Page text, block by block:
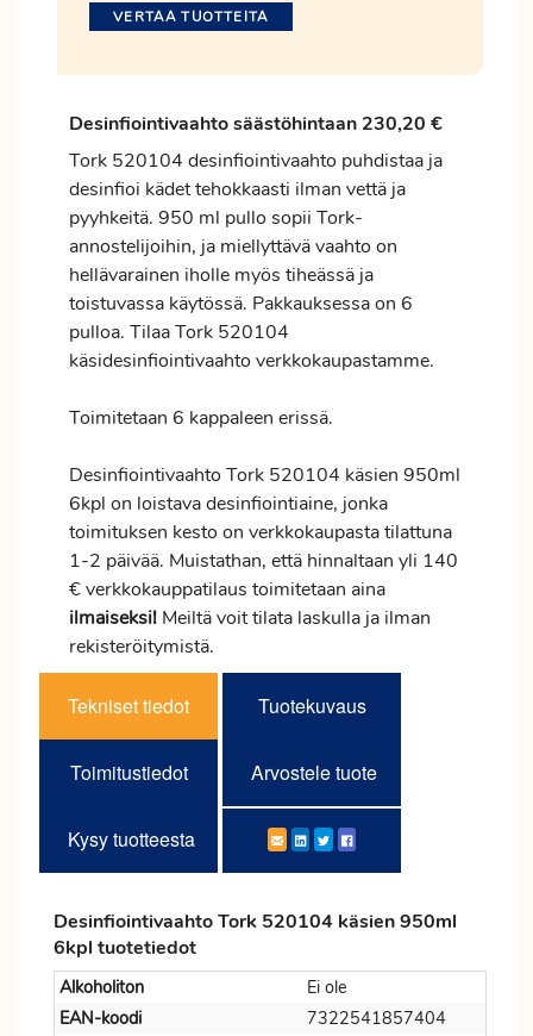
VERTAA TUOTTEITA
Desinfiointivaahto säästöhintaan 230,20 €
Tork 520104 desinfiointivaahto puhdistaa ja
desinfioi kädet tehokkaasti ilman vettä ja
pyyhkeitä. 950 ml pullo sopii Tork-
annostelijoihin, ja miellyttävä vaahto on
hellävarainen iholle myös tiheässä ja
toistuvassa käytössä. Pakkauksessa on 6
pulloa. Tilaa Tork 520104
käsidesinfiointivaahto verkkokaupastamme.
Toimitetaan 6 kappaleen erissä.
Desinfiointivaahto Tork 520104 käsien 950ml
6kpl on loistava desinfiointiaine, jonka
toimituksen kesto on verkkokaupasta tilattuna
1-2 päivää. Muistathan, että hinnaltaan yli 140
€ verkkokauppatilaus toimitetaan aina
ilmaiseksi! Meiltä voit tilata laskulla ja ilman
rekisteröitymistä.
Tekniset tiedot Tuotekuvaus
Toimitustiedot Arvostele tuote
Kysy tuotteesta
Desinfiointivaahto Tork 520104 käsien 950ml
6kpl tuotetiedot
Alkoholiton
Ei ole
EAN-koodi
7322541857404